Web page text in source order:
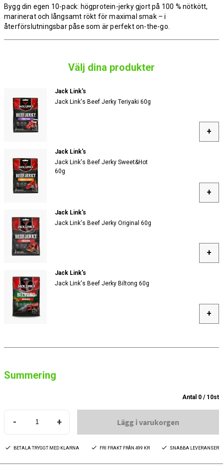
Bygg din egen 10-pack: högprotein-jerky gjort på 100 % nötkött,
marinerat och långsamt rökt för maximal smak – i
återförslutningsbar påse som är perfekt on-the-go.
Välj dina produkter
Jack Link's
Jack Link's Beef Jerky Teriyaki 60g
+
Jack Link's
Jack Link's Beef Jerky Sweet&Hot
60g
+
Jack Link's
Jack Link's Beef Jerky Original 60g
+
Jack Link's
Jack Link's Beef Jerky Biltong 60g
+
Summering
Antal 0 / 10st
- + Lägg i varukorgen
BETALA TRYGGT MED KLARNA FRI FRAKT FRÅN 499 KR SNABBA LEVERANSER